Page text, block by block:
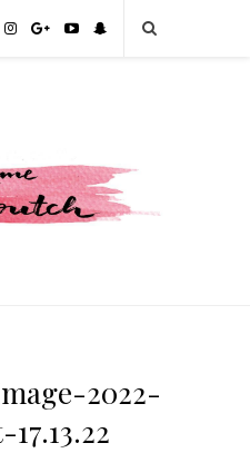
2022-